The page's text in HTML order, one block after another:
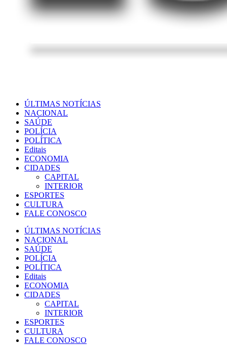
ÚLTIMAS NOTÍCIAS
NACIONAL
SAÚDE
POLÍCIA
POLÍTICA
Editais
ECONOMIA
CIDADES
CAPITAL
INTERIOR
ESPORTES
CULTURA
FALE CONOSCO
ÚLTIMAS NOTÍCIAS
NACIONAL
SAÚDE
POLÍCIA
POLÍTICA
Editais
ECONOMIA
CIDADES
CAPITAL
INTERIOR
ESPORTES
CULTURA
FALE CONOSCO